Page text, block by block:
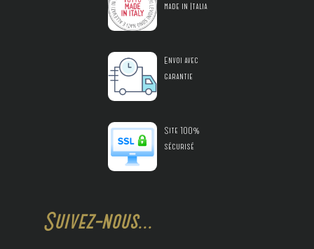
made in Italia
Envoi avec
garantie
Site 100%
sécurisé
Suivez-nous...